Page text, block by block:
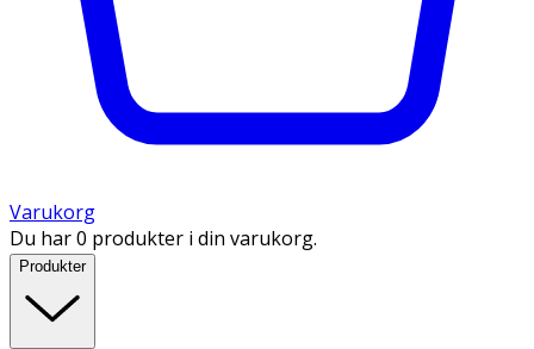
Varukorg
Du har 0 produkter i din varukorg.
Produkter